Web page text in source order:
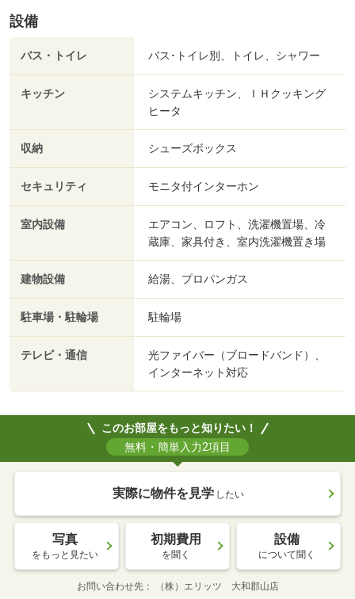
設備
バス・トイレ バス･トイレ別、トイレ、シャワー
キッチン
システムキッチン、ＩＨクッキング
ヒータ
収納 シューズボックス
セキュリティ モニタ付インターホン
室内設備
エアコン、ロフト、洗濯機置場、冷
蔵庫、家具付き、室内洗濯機置き場
建物設備 給湯、プロパンガス
駐車場・駐輪場 駐輪場
テレビ・通信
光ファイバー（ブロードバンド）、
インターネット対応
このお部屋をもっと知りたい！
無料・簡単入力2項目
実際に物件を見学 したい
写真
をもっと見たい
初期費用
を聞く
設備
について聞く
お問い合わせ先 （株）エリッツ 大和郡山店